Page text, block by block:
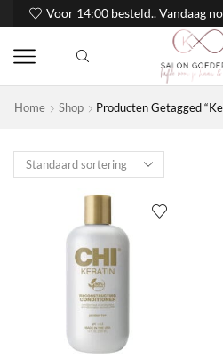
Voor 14:00 besteld.. Vandaag
Home Shop Producten Getagged